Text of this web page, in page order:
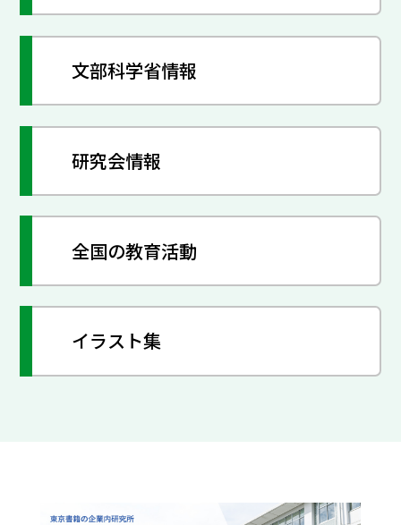
文部科学省情報
研究会情報
全国の教育活動
イラスト集